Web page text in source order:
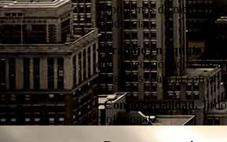
disponemos de
incidencia.
•Trabajo en equipo.
con los económicos,
abogados) para la
•Confidencialidad.
profesional.